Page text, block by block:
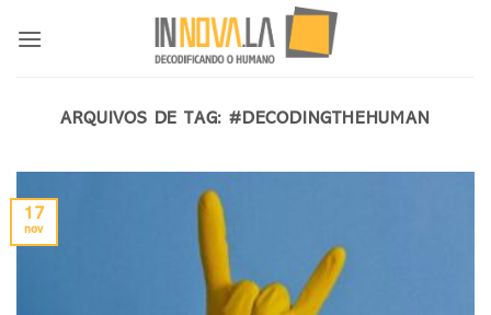
ARQUIVOS DE TAG: #DECODINGTHEHUMAN
17
nov